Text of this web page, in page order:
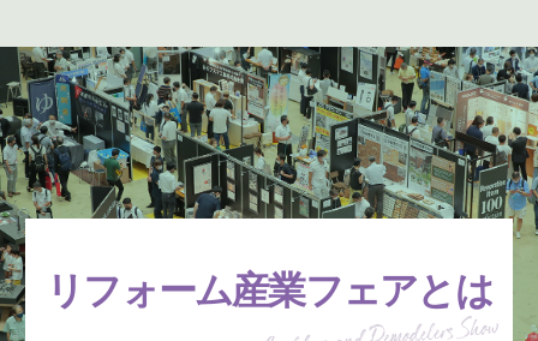
リフォーム産業フェアとは